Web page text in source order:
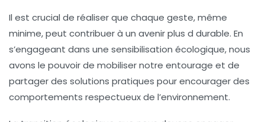
Il est crucial de réaliser que chaque geste, même
minime, peut contribuer à un avenir plus d durable. En
s’engageant dans une sensibilisation écologique, nous
avons le pouvoir de mobiliser notre entourage et de
partager des solutions pratiques pour encourager des
comportements respectueux de l’environnement.